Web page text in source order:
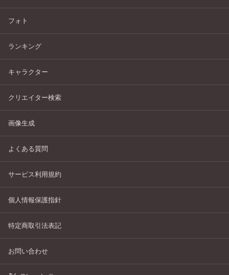
フォト
ランキング
キャラクター
クリエイター検索
画像生成
よくある質問
サービス利用規約
個人情報保護指針
特定商取引法表記
お問い合わせ